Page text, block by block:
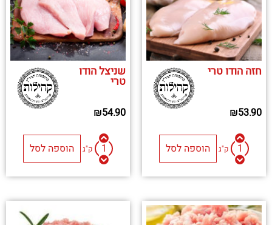
חזה הודו טרי
₪53.90
ק"ג הוספה לסל
שניצל הודו
טרי
₪54.90
ק"ג הוספה לסל